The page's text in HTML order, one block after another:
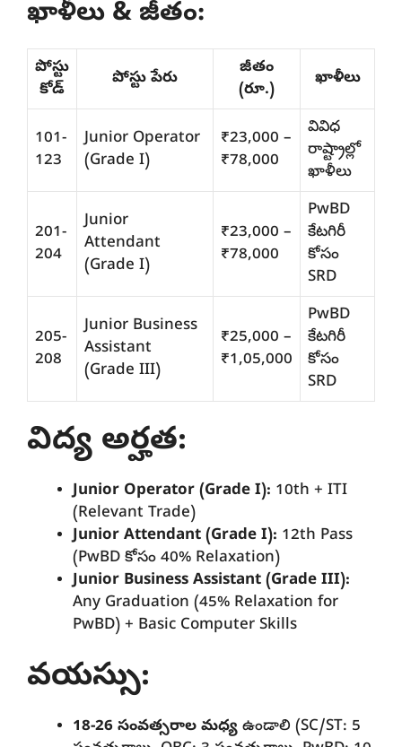
ఖాళీలు & జీతం:
పోస్టు
కోడ్
పోస్టు పేరు
జీతం
(రూ.)
ఖాళీలు
101-
123
Junior Operator
(Grade I)
₹23,000 –
₹78,000
వివిధ
రాష్ట్రాల్లో
ఖాళీలు
201-
204
Junior
Attendant
(Grade I)
₹23,000 –
₹78,000
PwBD
కేటగిరీ
కోసం
SRD
205-
208
Junior Business
Assistant
(Grade III)
₹25,000 –
₹1,05,000
PwBD
కేటగిరీ
కోసం
SRD
విద్య అర్హత:
Junior Operator (Grade I): 10th + ITI
(Relevant Trade)
Junior Attendant (Grade I): 12th Pass
(PwBD కోసం 40% Relaxation)
Junior Business Assistant (Grade III):
Any Graduation (45% Relaxation for
PwBD) + Basic Computer Skills
వయస్సు:
18-26 సంవత్సరాల మధ్య ఉండాలి (SC/ST: 5